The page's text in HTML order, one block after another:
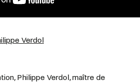
Verdol
Philippe Verdol, maître de